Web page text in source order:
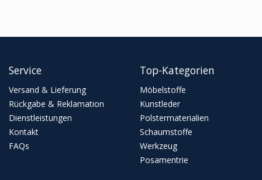
Service
Versand & Lieferung
Rückgabe & Reklamation
Dienstleistungen
Kontakt
FAQs
Top-Kategorien
Möbelstoffe
Kunstleder
Polstermaterialien
Schaumstoffe
Werkzeug
Posamentrie